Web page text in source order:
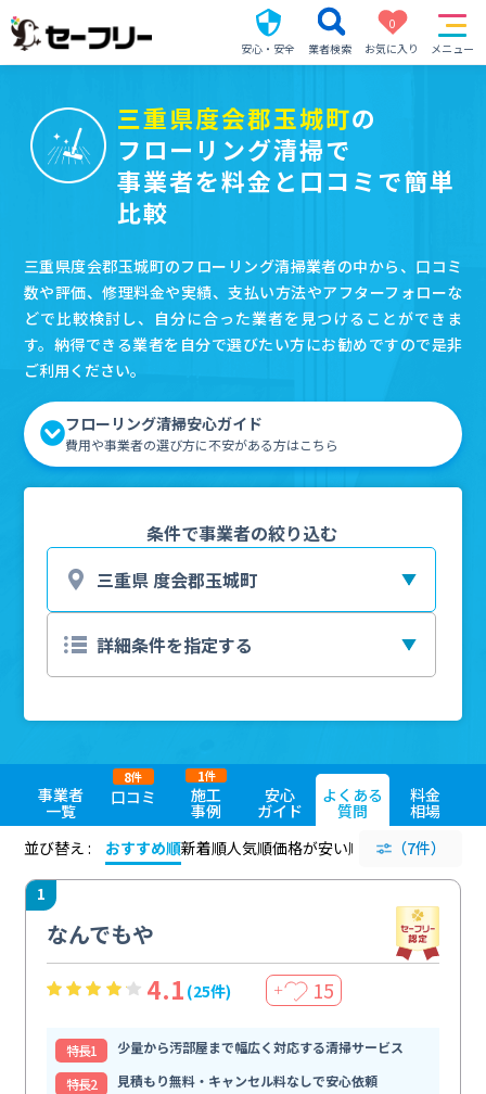
安心・安全 業者検索
0
お気に入り
メニュー
三重県度会郡玉城町の
フローリング清掃で
事業者を料金と口コミで簡単
比較
三重県度会郡玉城町のフローリング清掃業者の中から、口コミ
数や評価、修理料金や実績、支払い方法やアフターフォローな
どで比較検討し、自分に合った業者を見つけることができま
す。納得できる業者を自分で選びたい方にお勧めですので是非
ご利用ください。
フローリング清掃安心ガイド
費用や事業者の選び方に不安がある方はこちら
条件で事業者の絞り込む
事業者
一覧
口コミ
8件
施工
事例
1件
安心
ガイド
よくある
質問
料金
相場
並び替え :
おすすめ順新着順人気順価格が安い順 評価が高い順
（7件）
1
なんでもや
4.1 (25件) ＋ 15
特⻑1
少量から汚部屋まで幅広く対応する清掃サービス
特⻑2
見積もり無料・キャンセル料なしで安心依頼